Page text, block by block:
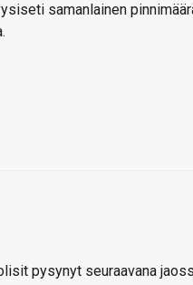
samanlainen
pysynyt seuraavana